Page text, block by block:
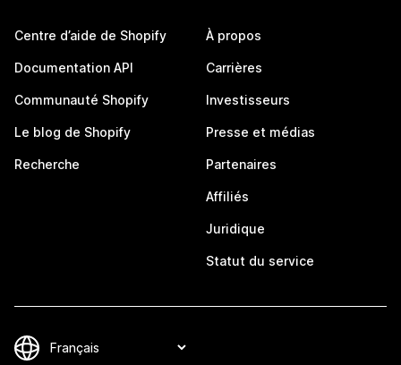
Centre d’aide de Shopify
Documentation API
Communauté Shopify
Le blog de Shopify
Recherche
À propos
Carrières
Investisseurs
Presse et médias
Partenaires
Affiliés
Juridique
Statut du service